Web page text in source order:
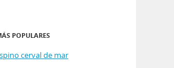
POPULARES
cerval de mar